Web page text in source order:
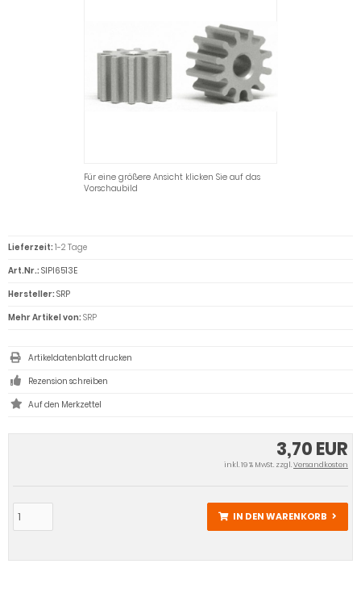
Für eine größere Ansicht klicken Sie auf das
Vorschaubild
3,70 EUR
inkl. 19 % MwSt. zzgl.Versandkosten
IN DEN WARENKORB
Lieferzeit: 1-2 Tage
Art.Nr.: SIPI6513E
Hersteller: SRP
Mehr Artikel von: SRP
Artikeldatenblatt drucken
Rezension schreiben